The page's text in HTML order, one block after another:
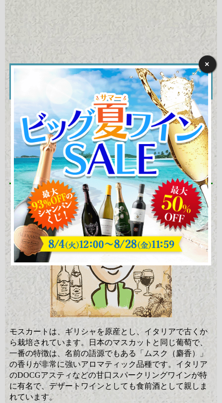
あなたをぶどう品種に
例えると・・・
甘くアロマティックな
真正・癒し系モスカートタイプ
Moscato
モスカートは、ギリシャを原産とし、イタリアで古くか
ら栽培されています。日本のマスカットと同じ葡萄で、
一番の特徴は、名前の語源でもある「ムスク（麝香）」
の香りが非常に強いアロマティック品種です。イタリア
のDOCGアスティなどの甘口スパークリングワインが特
に有名で、デザートワインとしても食前酒として親しま
れています。
×